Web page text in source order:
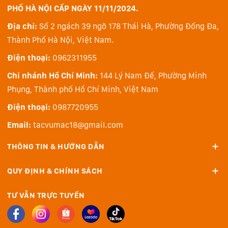
Mac được tối ưu hóa để xử lý các ứng dụng AI tiên tiến
nhất thế giới. Chạy các ứng dụng tạo hình ảnh như
DiffusionBee, các ứng dụng LLM như Msty Studio và
LM Studio, và các ứng dụng cải thiện video như Topaz
Video.
Với Logic Pro, bạn có thể biến đổi giọng hát bằng các
trình cắm AI như MicDrop. Và trong Adobe Photoshop,
bạn có thể thực hiện các chỉnh sửa hình ảnh phức tạp
PHỐ HÀ NỘI CẤP NGÀY 11/11/2024.
Địa chỉ: Số 2 ngách 39 ngõ 178 Thái Hà, Phường Đống Đa,
Thành Phố Hà Nội, Việt Nam.
Điện thoại: 0962311955
Chi nhánh Hồ Chí Minh: 144 Lý Nam Đế, Phường Minh
Phụng, Thành phố Hồ Chí Minh, Việt Nam
Điện thoại: 0987720955
Email: tacvumac18@gmail.com
THÔNG TIN & HƯỚNG DẪN
QUY ĐỊNH & CHÍNH SÁCH
TƯ VẪN TRỰC TUYẾN